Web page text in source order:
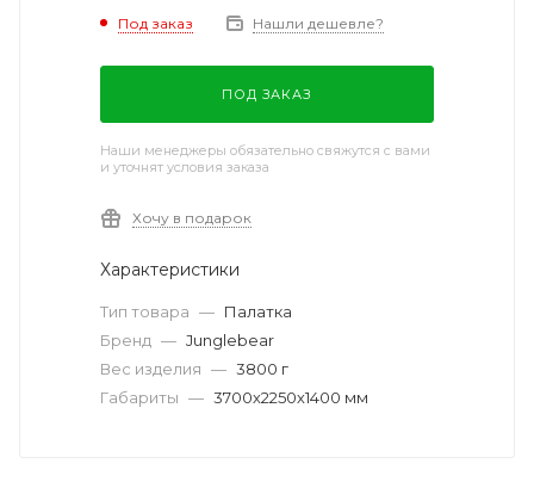
Под заказ Нашли дешевле?
ПОД ЗАКАЗ
Наши менеджеры обязательно свяжутся с вами
и уточнят условия заказа
Хочу в подарок
Характеристики
Тип товара — Палатка
Бренд — Junglebear
Вес изделия — 3800 г
Габариты — 3700х2250х1400 мм